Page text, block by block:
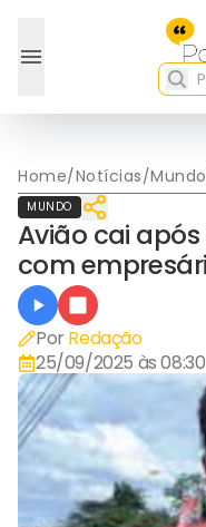
Home/Notícias/Mundo
MUNDO
Avião cai
com
Por Redação
25/09/2025 às 08:30